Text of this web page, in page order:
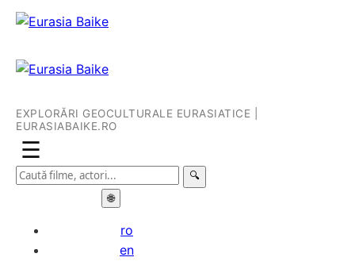
EXPLORĂRI GEOCULTURALE EURASIATICE |
EURASIABAIKE.RO
☰
🔍
🌐
ro
en